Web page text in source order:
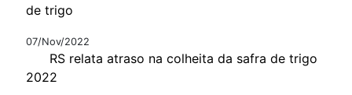
de trigo
07/Nov/2022
RS relata atraso na colheita da safra de trigo
2022